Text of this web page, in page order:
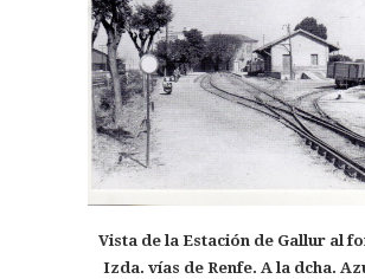
Vista de la Estación de Gallur al
Izda. vías de Renfe. A la dcha.